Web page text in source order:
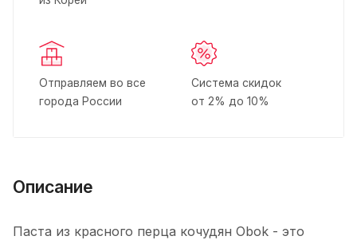
Отправляем во все
города России
Система скидок
от 2% до 10%
Описание
Паста из красного перца кочудян Obok - это